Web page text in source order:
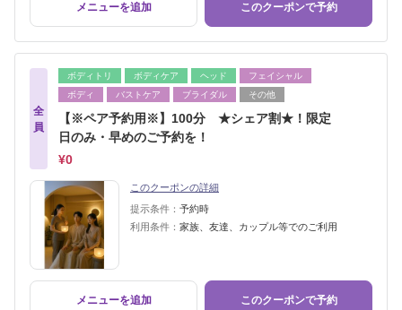
メニューを追加 このクーポンで予約
全
員
ボディトリ ボディケア ヘッド
フェイシャル
ボディ
バストケア ブライダル その他
【※ペア予約用※】100分 ★シェア割★！限定
日のみ・早めのご予約を！
¥0
このクーポンの詳細
提示条件： 予約時
利用条件： 家族、友達、カップル等でのご利用
メニューを追加 このクーポンで予約